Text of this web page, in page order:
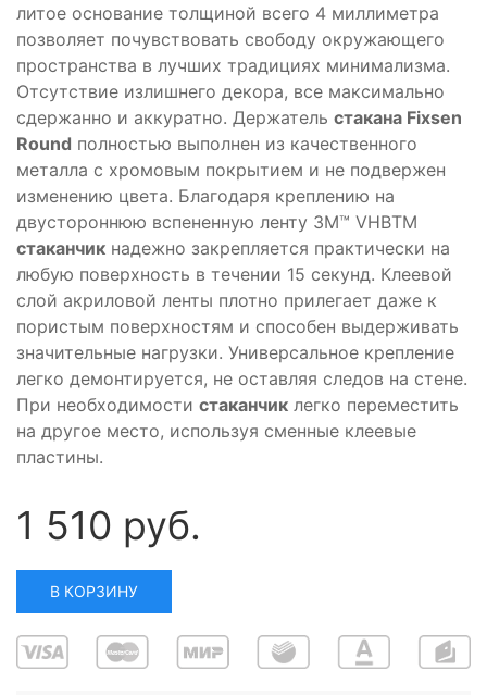
литое основание толщиной всего 4 миллиметра
позволяет почувствовать свободу окружающего
пространства в лучших традициях минимализма.
Отсутствие излишнего декора, все максимально
сдержанно и аккуратно. Держатель стакана Fixsen
Round полностью выполнен из качественного
металла с хромовым покрытием и не подвержен
изменению цвета. Благодаря креплению на
двустороннюю вспененную ленту 3M™ VHBTM
стаканчик надежно закрепляется практически на
любую поверхность в течении 15 секунд. Клеевой
слой акриловой ленты плотно прилегает даже к
пористым поверхностям и способен выдерживать
значительные нагрузки. Универсальное крепление
легко демонтируется, не оставляя следов на стене.
При необходимости стаканчик легко переместить
на другое место, используя сменные клеевые
пластины.
1 510 руб.
В КОРЗИНУ